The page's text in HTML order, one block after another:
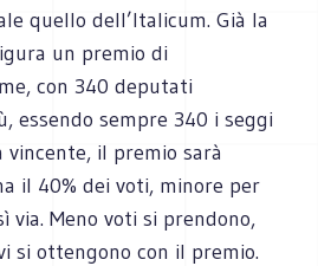
quello dell’Italicum. Già la
un premio di
con 340 deputati
essendo sempre 340 i seggi
il premio sarà
il 40% dei voti, minore per
via. Meno voti si prendono,
si ottengono con il premio.